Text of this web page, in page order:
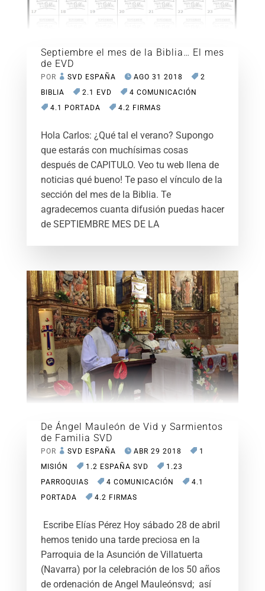
Septiembre el mes de la Biblia… El mes
de EVD
POR SVD ESPAÑA AGO 31 2018
2
BIBLIA
2.1 EVD
4 COMUNICACIÓN
4.1 PORTADA
4.2 FIRMAS
Hola Carlos: ¿Qué tal el verano? Supongo
que estarás con muchísimas cosas
después de CAPITULO. Veo tu web llena de
noticias qué bueno! Te paso el vínculo de la
sección del mes de la Biblia. Te
agradecemos cuanta difusión puedas hacer
de SEPTIEMBRE MES DE LA
De Ángel Mauleón de Vid y Sarmientos
de Familia SVD
POR SVD ESPAÑA ABR 29 2018
1
MISIÓN
1.2 ESPAÑA SVD
1.23
PARROQUIAS
4 COMUNICACIÓN
4.1
PORTADA
4.2 FIRMAS
Escribe Elías Pérez Hoy sábado 28 de abril
hemos tenido una tarde preciosa en la
Parroquia de la Asunción de Villatuerta
(Navarra) por la celebración de los 50 años
de ordenación de Angel Mauleónsvd; así